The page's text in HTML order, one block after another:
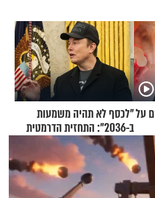
על"לכסף לא תהיה משמעות
ב-2036": התחזית הדרמטית
של אילון מאסק על עתיד
הכלכלה